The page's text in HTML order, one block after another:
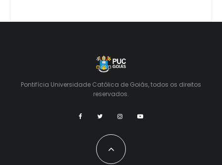
Pontifícia Universidade Católica de Goiás, todos os direitos
reservados.